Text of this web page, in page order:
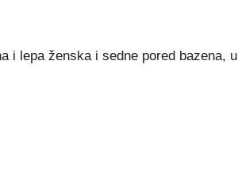
i lepa ženska i sedne pored bazena, u